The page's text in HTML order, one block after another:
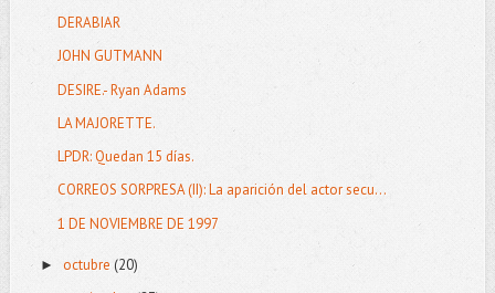
DERABIAR
JOHN GUTMANN
DESIRE.- Ryan Adams
LA MAJORETTE.
LPDR: Quedan 15 días.
CORREOS SORPRESA (II): La aparición del actor secu...
1 DE NOVIEMBRE DE 1997
► octubre (20)